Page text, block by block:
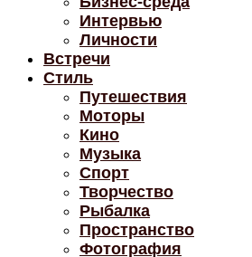
Интервью
Личности
Встречи
Стиль
Путешествия
Моторы
Кино
Музыка
Спорт
Творчество
Рыбалка
Пространство
Фотография